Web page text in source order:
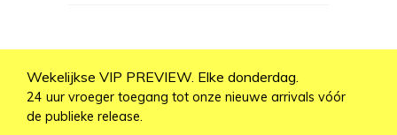
Wekelijkse VIP PREVIEW. Elke donderdag.
24 uur vroeger toegang tot onze nieuwe arrivals vóór
de publieke release.